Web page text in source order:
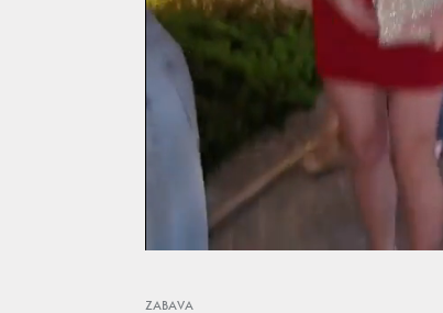
Unmute
ZABAVA